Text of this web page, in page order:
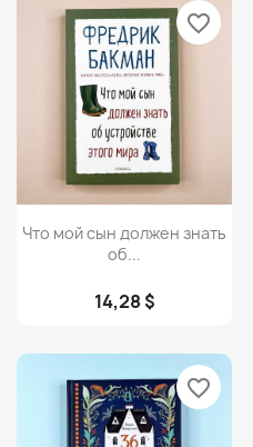
Просмотр
Что мой сын должен знать
об...
14,28 $
favorite_border
favorite_border